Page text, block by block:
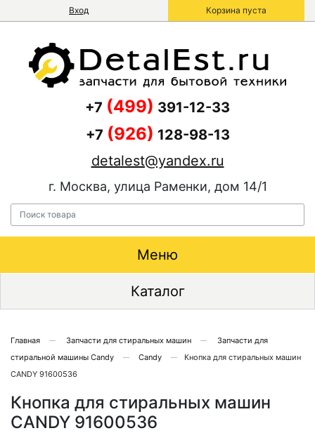
Вход Корзина пуста
+7 (499) 391-12-33
+7 (926) 128-98-13
detalest@yandex.ru
г. Москва, улица Раменки, дом 14/1
Меню
Каталог
Главная Запчасти для стиральных машин
Запчасти для
стиральной машины Candy
Candy
Кнопка для стиральных машин
CANDY 91600536
Кнопка для стиральных машин
CANDY 91600536